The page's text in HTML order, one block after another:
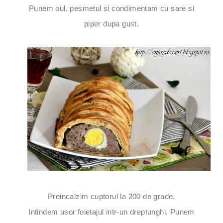
Punem oul, pesmetul si condimentam cu sare si
piper dupa gust.
Preincalzim cuptorul la 200 de grade.
Intindem usor foietajul intr-un dreptunghi. Punem